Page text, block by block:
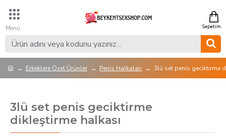
Erkeklere Özel Ürünler Penis Halkaları 3lü set penis geciktirme
3lü set penis geciktirme
dikleştirme halkası